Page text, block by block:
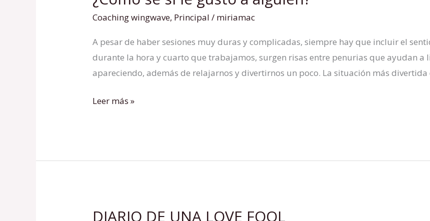
Coaching wingwave, Principal / miriamac
A pesar de haber sesiones muy duras y complicadas, siempre hay que incluir el
durante la hora y cuarto que trabajamos, surgen risas entre penurias que ayudan a
apareciendo, además de relajarnos y divertirnos un poco. La situación más
sé
le
gusto
a
Leer más »
DIARIO DE UNA LOVE FOOL
DIARIO